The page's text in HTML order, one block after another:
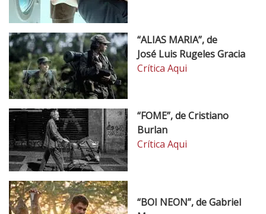
“ALIAS MARIA”, de
José Luis Rugeles Gracia
Crítica Aqui
“FOME”, de Cristiano
Burlan
Crítica Aqui
“BOI NEON”, de Gabriel